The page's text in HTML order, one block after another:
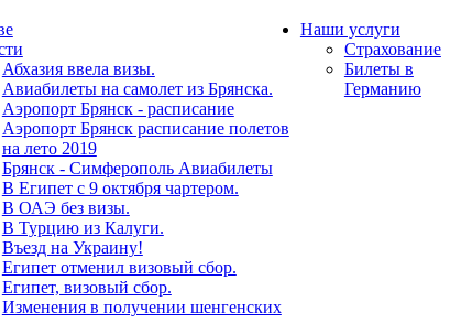
Абхазия ввела визы.
Авиабилеты на самолет из Брянска.
Аэропорт Брянск - расписание
Аэропорт Брянск расписание полетов
на лето 2019
Брянск - Симферополь Авиабилеты
В Египет с 9 октября чартером.
В ОАЭ без визы.
В Турцию из Калуги.
Въезд на Украину!
Египет отменил визовый сбор.
Египет, визовый сбор.
Изменения в получении шенгенских
Наши услуги
Страхование
Билеты в
Германию